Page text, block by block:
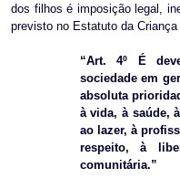
dos filhos é imposição legal,
previsto no Estatuto da
“Art. 4º É
sociedade em
absoluta
à vida, à saúde,
ao lazer, à
respeito, à
comunitária.”